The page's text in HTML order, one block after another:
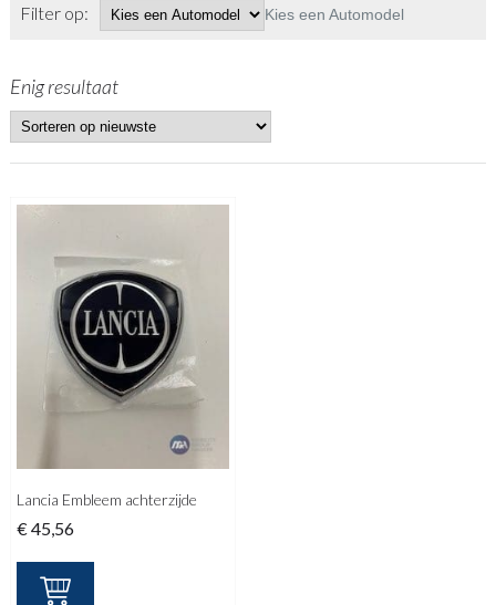
Filter op: Kies een Automodel
Enig resultaat
Lancia Embleem achterzijde
€45,56